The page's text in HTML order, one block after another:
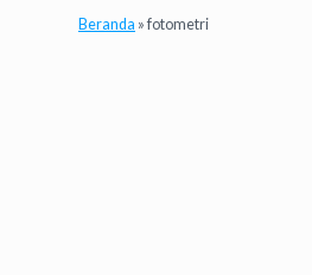
Beranda » fotometri